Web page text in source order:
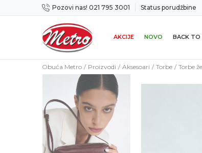
Pozovi nas! 021 795 3001 Status porudžbine
zamene u roku od 14 dana
AKCIJE NOVO BACK TO
Obuća Metro Proizvodi Aksesoari Torbe Torbe